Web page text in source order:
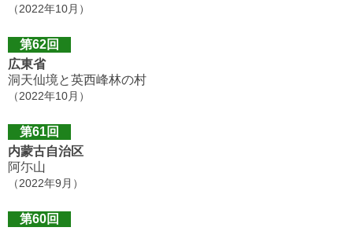
（2022年10月）
第62回
広東省
洞天仙境と英西峰林の村
（2022年10月）
第61回
内蒙古自治区
阿尓山
（2022年9月）
第60回